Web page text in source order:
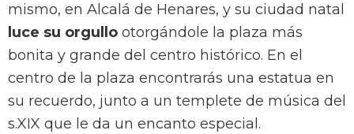
mismo, en Alcalá de Henares, y su ciudad natal
luce su orgullo otorgándole la plaza más
bonita y grande del centro histórico. En el
centro de la plaza encontrarás una estatua en
su recuerdo, junto a un templete de música del
s.XIX que le da un encanto especial.